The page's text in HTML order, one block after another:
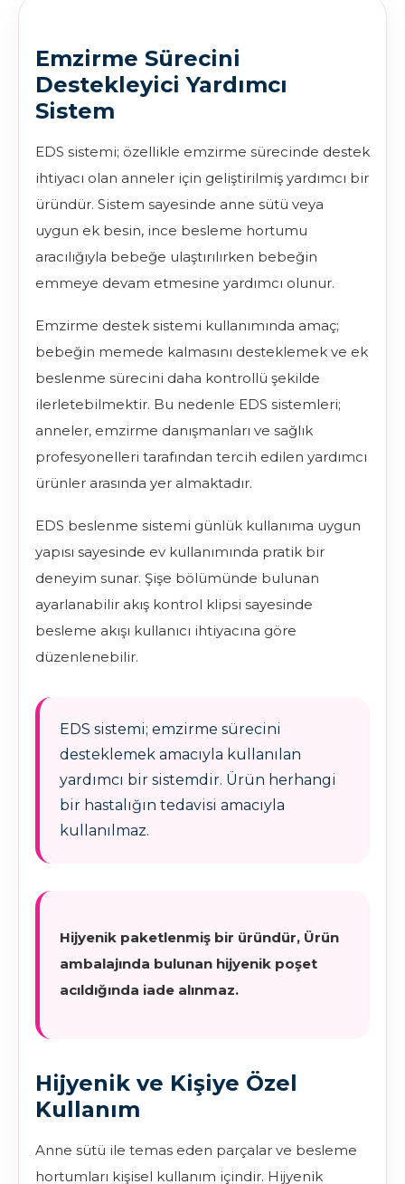
Emzirme Sürecini
Destekleyici Yardımcı
Sistem
EDS sistemi; özellikle emzirme sürecinde destek
ihtiyacı olan anneler için geliştirilmiş yardımcı bir
üründür. Sistem sayesinde anne sütü veya
uygun ek besin, ince besleme hortumu
aracılığıyla bebeğe ulaştırılırken bebeğin
emmeye devam etmesine yardımcı olunur.
Emzirme destek sistemi kullanımında amaç;
bebeğin memede kalmasını desteklemek ve ek
beslenme sürecini daha kontrollü şekilde
ilerletebilmektir. Bu nedenle EDS sistemleri;
anneler, emzirme danışmanları ve sağlık
profesyonelleri tarafından tercih edilen yardımcı
ürünler arasında yer almaktadır.
EDS beslenme sistemi günlük kullanıma uygun
yapısı sayesinde ev kullanımında pratik bir
deneyim sunar. Şişe bölümünde bulunan
ayarlanabilir akış kontrol klipsi sayesinde
besleme akışı kullanıcı ihtiyacına göre
düzenlenebilir.
EDS sistemi; emzirme sürecini
desteklemek amacıyla kullanılan
yardımcı bir sistemdir. Ürün herhangi
bir hastalığın tedavisi amacıyla
kullanılmaz.
Hijyenik paketlenmiş bir üründür, Ürün
ambalajında bulunan hijyenik poşet
acıldığında iade alınmaz.
Hijyenik ve Kişiye Özel
Kullanım
Anne sütü ile temas eden parçalar ve besleme
hortumları kişisel kullanım içindir. Hijyenik